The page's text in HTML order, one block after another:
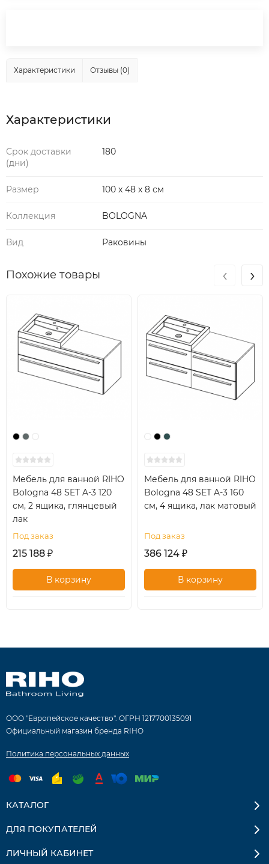
Характеристики Отзывы (0)
Характеристики
Срок доставки
(дни)
180
Размер 100 x 48 x 8 см
Коллекция BOLOGNA
Вид Раковины
Похожие товары
Мебель для ванной RIHO
Bologna 48 SET A-3 120
см, 2 ящика, глянцевый
лак
Под заказ
215 188 ₽
В корзину
Мебель для ванной RIHO
Bologna 48 SET A-3 160
см, 4 ящика, лак матовый
Под заказ
386 124 ₽
В корзину
‹ ›
ООО "Европейское качество". ОГРН 1217700135091
Официальный магазин бренда RIHO
Политика персональных данных
КАТАЛОГ
ДЛЯ ПОКУПАТЕЛЕЙ
ЛИЧНЫЙ КАБИНЕТ